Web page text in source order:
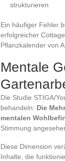
strukturieren
Ein häufiger Fehler
erfolgreicher
Pflanzkalender von
Mentale
Die Studie STIGA/
behandeln: Die
mentalen
Stimmung
Diese Dimension
Inhalte, die